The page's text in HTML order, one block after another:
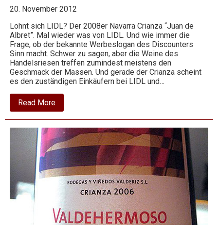
20. November 2012
Lohnt sich LIDL? Der 2008er Navarra Crianza “Juan de
Albret”. Mal wieder was von LIDL. Und wie immer die
Frage, ob der bekannte Werbeslogan des Discounters
Sinn macht. Schwer zu sagen, aber die Weine des
Handelsriesen treffen zumindest meistens den
Geschmack der Massen. Und gerade der Crianza scheint
es den zuständigen Einkäufern bei LIDL und…
Read Moreabout
2008
Navarra
DO
–
Juan
de
Albret